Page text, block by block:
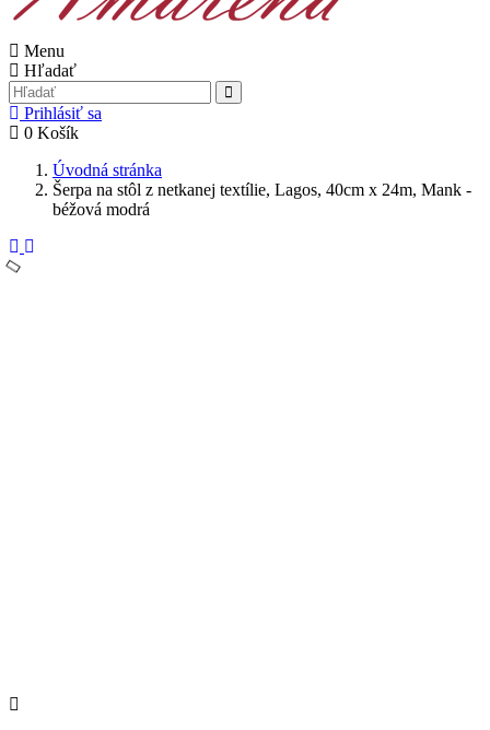
Menu
Hľadať
Prihlásiť sa
0 Košík
Úvodná stránka
Šerpa na stôl z netkanej textílie, Lagos, 40cm x 24m, Mank -
béžová modrá